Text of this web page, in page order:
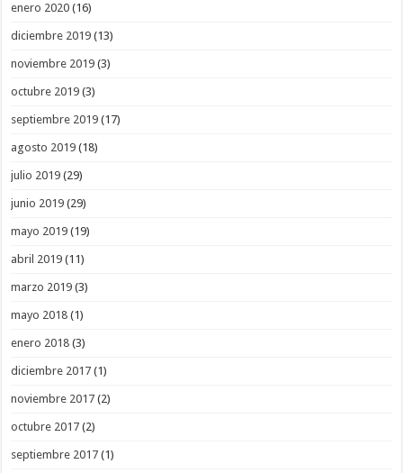
enero 2020 (16)
diciembre 2019 (13)
noviembre 2019 (3)
octubre 2019 (3)
septiembre 2019 (17)
agosto 2019 (18)
julio 2019 (29)
junio 2019 (29)
mayo 2019 (19)
abril 2019 (11)
marzo 2019 (3)
mayo 2018 (1)
enero 2018 (3)
diciembre 2017 (1)
noviembre 2017 (2)
octubre 2017 (2)
septiembre 2017 (1)